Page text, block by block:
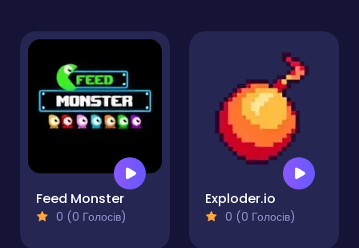
Feed Monster
0 (0 Голосів)
Exploder.io
0 (0 Голосів)